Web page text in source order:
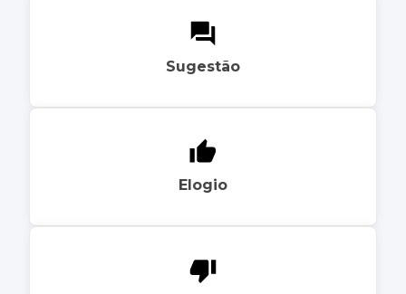
Sugestão
Elogio